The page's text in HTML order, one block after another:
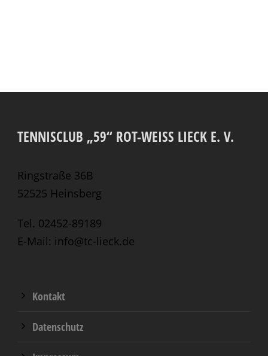
TENNISCLUB „59“ ROT-WEISS LIECK E. V.
Ringstraße 36B
52525 Heinsberg
Tel. 02452-89189
E-Mail: info@tc-lieck.de
Kontakt
Datenschutz